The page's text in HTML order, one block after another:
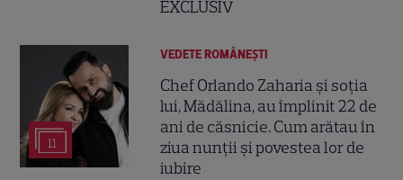
EXCLUSIV
11
VEDETE ROMÂNEŞTI
Chef Orlando Zaharia și soția
lui, Mădălina, au împlinit 22 de
ani de căsnicie. Cum arătau în
ziua nunții și povestea lor de
iubire